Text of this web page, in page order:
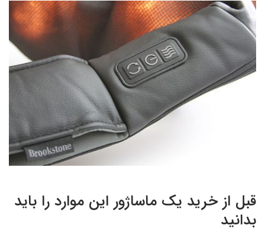
قبل از خرید یک ماساژور این موارد را باید
بدانید